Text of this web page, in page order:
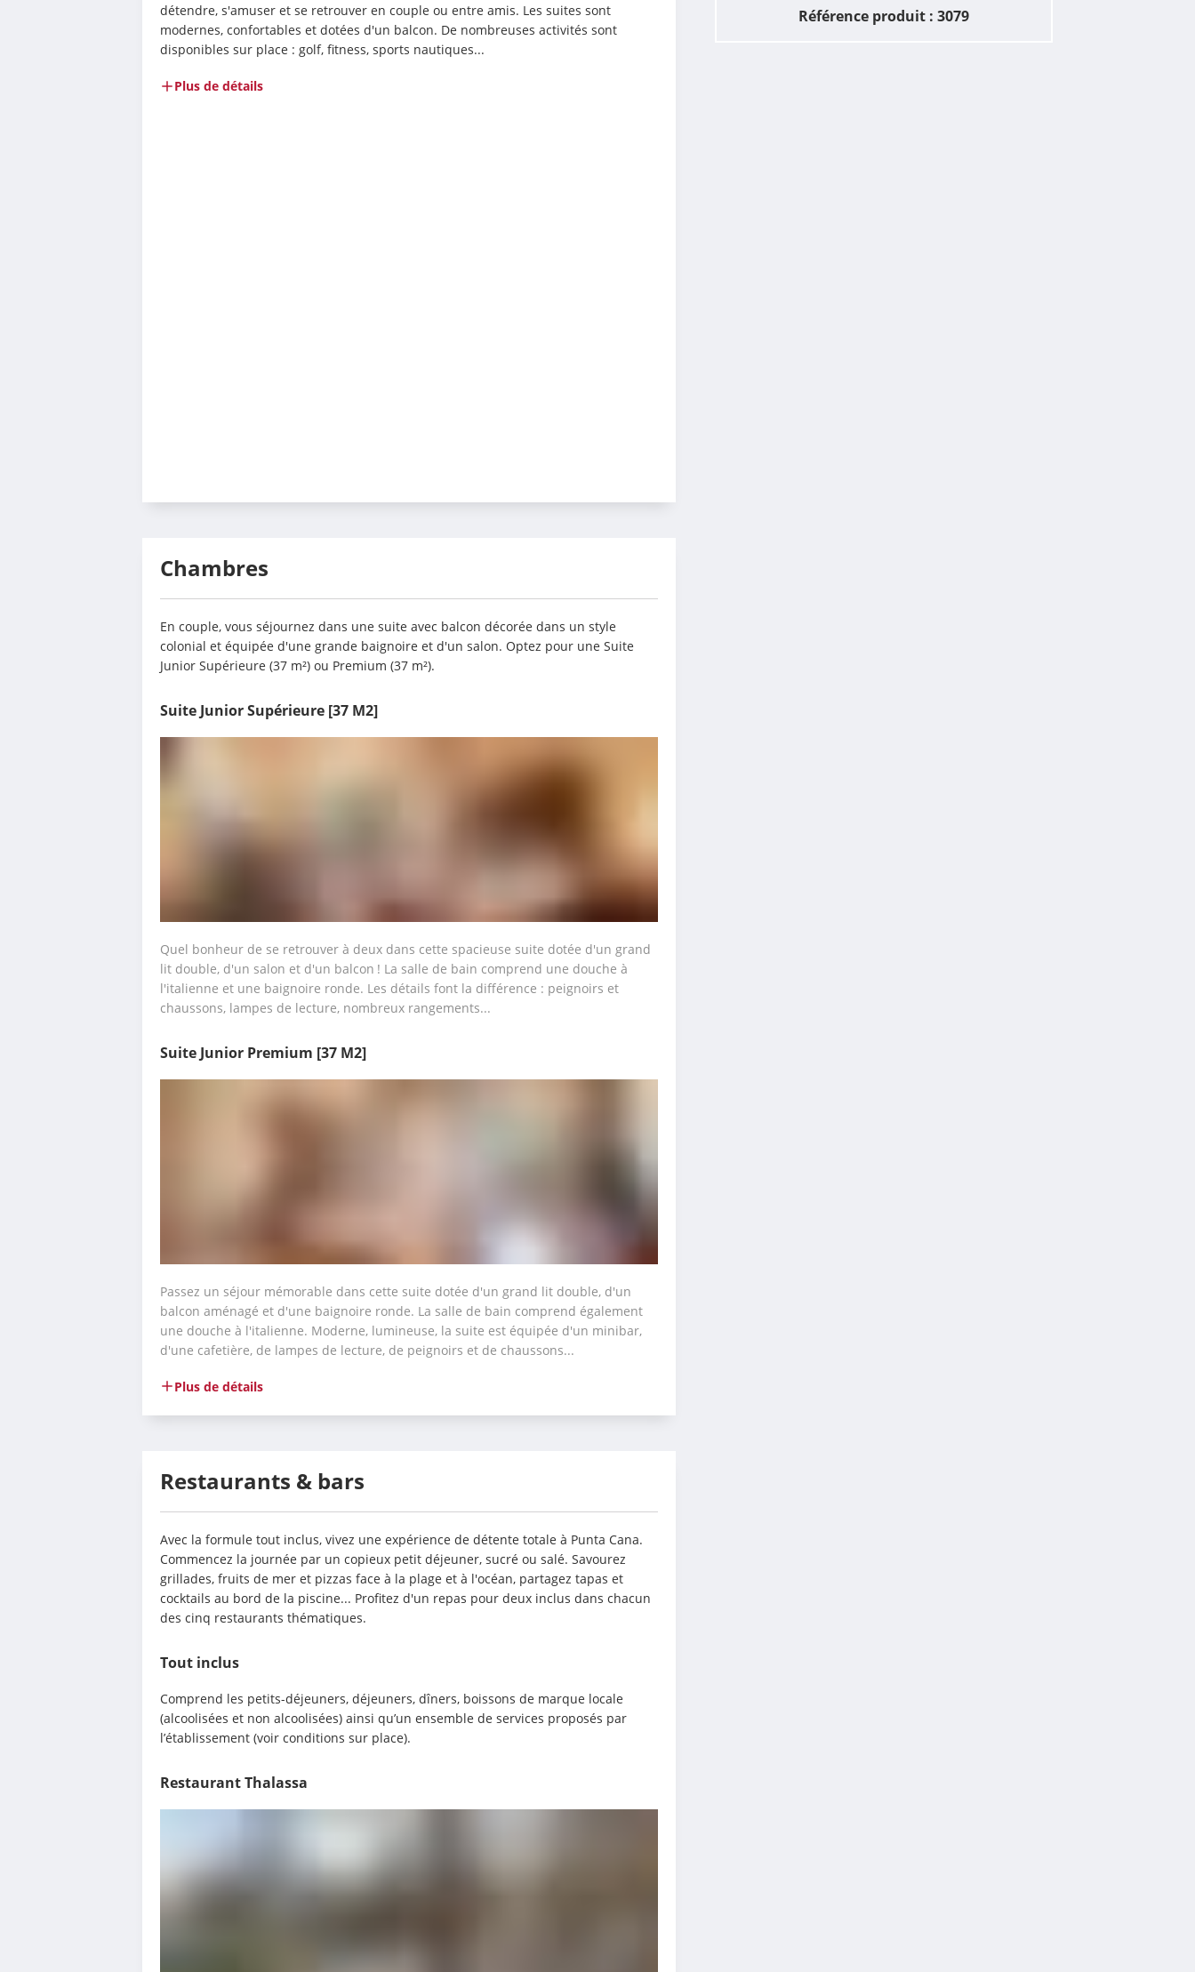
Référence produit : 3079
détendre, s'amuser et se retrouver en couple ou entre amis. Les suites sont
modernes, confortables et dotées d'un balcon. De nombreuses activités sont
disponibles sur place : golf, fitness, sports nautiques...
Plus de détails
Chambres
En couple, vous séjournez dans une suite avec balcon décorée dans un style
colonial et équipée d'une grande baignoire et d'un salon. Optez pour une Suite
Junior Supérieure (37 m²) ou Premium (37 m²).
Suite Junior Supérieure [37 M2]
Quel bonheur de se retrouver à deux dans cette spacieuse suite dotée d'un grand
lit double, d'un salon et d'un balcon ! La salle de bain comprend une douche à
l'italienne et une baignoire ronde. Les détails font la différence : peignoirs et
chaussons, lampes de lecture, nombreux rangements...
Suite Junior Premium [37 M2]
Passez un séjour mémorable dans cette suite dotée d'un grand lit double, d'un
balcon aménagé et d'une baignoire ronde. La salle de bain comprend également
une douche à l'italienne. Moderne, lumineuse, la suite est équipée d'un minibar,
d'une cafetière, de lampes de lecture, de peignoirs et de chaussons...
Plus de détails
Restaurants & bars
Avec la formule tout inclus, vivez une expérience de détente totale à Punta Cana.
Commencez la journée par un copieux petit déjeuner, sucré ou salé. Savourez
grillades, fruits de mer et pizzas face à la plage et à l'océan, partagez tapas et
cocktails au bord de la piscine... Profitez d'un repas pour deux inclus dans chacun
des cinq restaurants thématiques.
Tout inclus
Comprend les petits-déjeuners, déjeuners, dîners, boissons de marque locale
(alcoolisées et non alcoolisées) ainsi qu’un ensemble de services proposés par
l’établissement (voir conditions sur place).
Restaurant Thalassa